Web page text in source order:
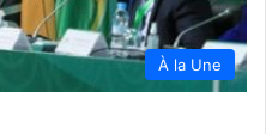
À la Une